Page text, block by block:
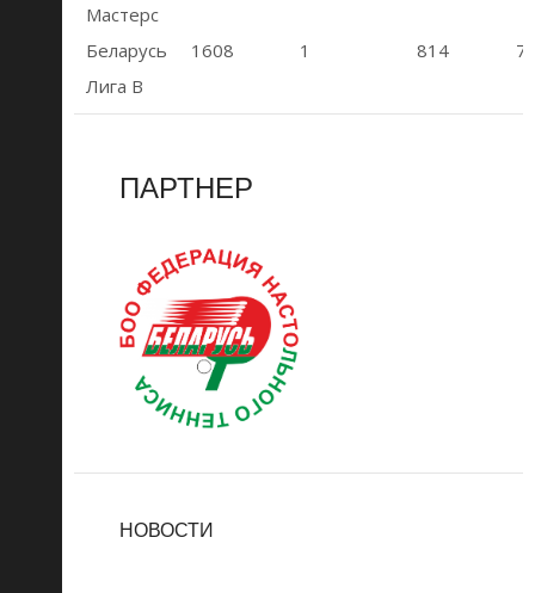
Мастерс
Беларусь
Лига B
1608 1 814
ПАРТНЕР
НОВОСТИ